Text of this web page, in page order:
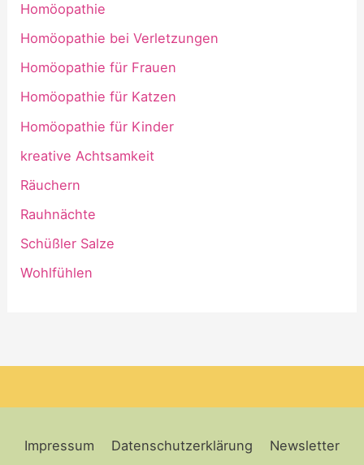
Homöopathie
Homöopathie bei Verletzungen
Homöopathie für Frauen
Homöopathie für Katzen
Homöopathie für Kinder
kreative Achtsamkeit
Räuchern
Rauhnächte
Schüßler Salze
Wohlfühlen
Impressum Datenschutzerklärung
Newsletter